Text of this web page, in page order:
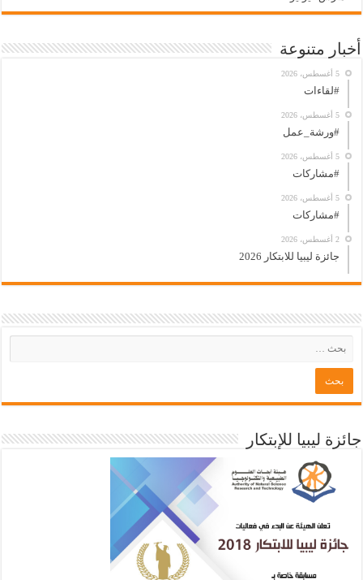
أخبار متنوعة
5 أغسطس، 2026
#لقاءات
5 أغسطس، 2026
#ورشة_عمل
5 أغسطس، 2026
#مشاركات
5 أغسطس، 2026
#مشاركات
2 أغسطس، 2026
جائزة ليبيا للابتكار 2026
جائزة ليبيا للإبتكار